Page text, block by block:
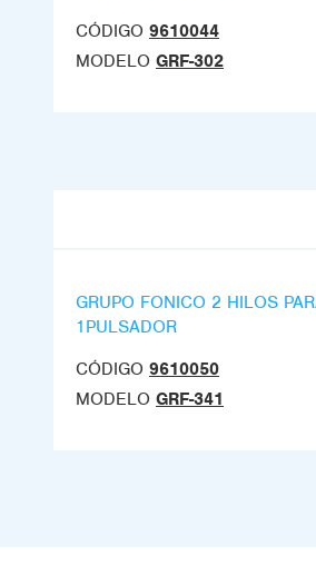
CÓDIGO 9610044
MODELO GRF-302
GRUPO FONICO 2 HILOS
1PULSADOR
CÓDIGO 9610050
MODELO GRF-341